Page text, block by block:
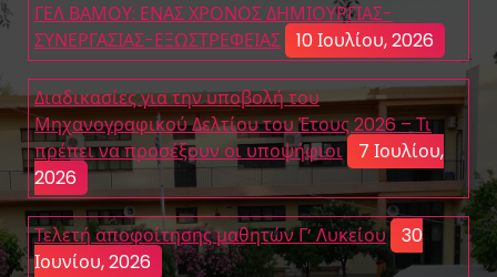
ΓΕΛ ΒΑΜΟΥ: ΕΝΑΣ ΧΡΟΝΟΣ ΔΗΜΙΟΥΡΓΙΑΣ-
ΣΥΝΕΡΓΑΣΙΑΣ-ΕΞΩΣΤΡΕΦΕΙΑΣ
10 Ιουλίου, 2026
Διαδικασίες για την υποβολή του
Μηχανογραφικού Δελτίου του Έτους 2026 – Τι
πρέπει να προσέξουν οι υποψήφιοι
7 Ιουλίου,
2026
Τελετή αποφοίτησης μαθητών Γ’ Λυκείου
30
Ιουνίου, 2026